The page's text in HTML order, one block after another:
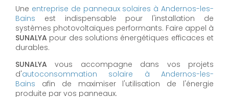
Une entreprise de panneaux solaires àAndernos-les-
Bains est indispensable pour l'installation de
systèmes photovoltaïques performants. Faire appel à
SUNALYA pour des solutions énergétiques efficaces et
durables.
SUNALYA vous accompagne dans vos projets
d'autoconsommation solaire à Andernos-les-
Bains afin de maximiser l'utilisation de l'énergie
produite par vos panneaux.